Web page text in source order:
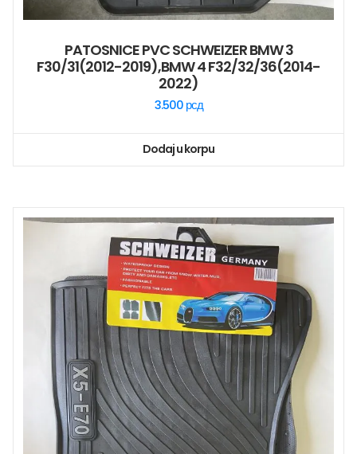
PATOSNICE PVC SCHWEIZER BMW 3
F30/31(2012-2019),BMW 4 F32/32/36(2014-
2022)
3.500 рсд
Dodaj u korpu